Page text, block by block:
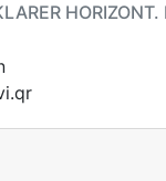
HORIZONT.